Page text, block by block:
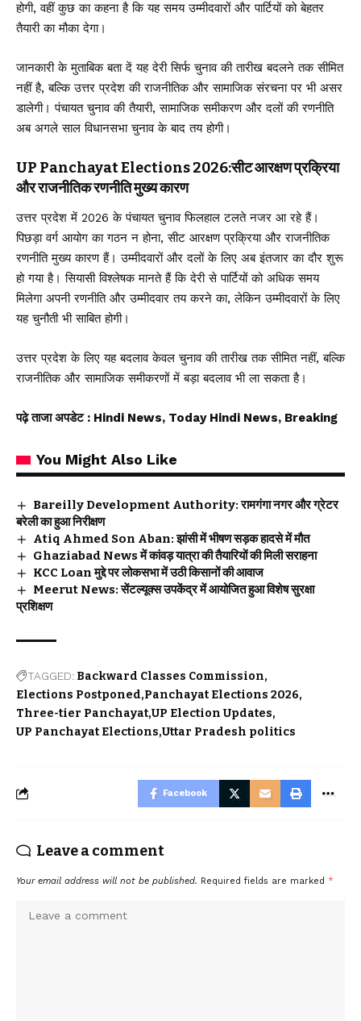
होगी, वहीं कुछ का कहना है कि यह समय उम्मीदवारों और पार्टियों को बेहतर
तैयारी का मौका देगा।
जानकारी के मुताबिक बता दें यह देरी सिर्फ चुनाव की तारीख बदलने तक सीमित
नहीं है, बल्कि उत्तर प्रदेश की राजनीतिक और सामाजिक संरचना पर भी असर
डालेगी। पंचायत चुनाव की तैयारी, सामाजिक समीकरण और दलों की रणनीति
अब अगले साल विधानसभा चुनाव के बाद तय होगी।
UP Panchayat Elections 2026:सीट आरक्षण प्रक्रिया
और राजनीतिक रणनीति मुख्य कारण
उत्तर प्रदेश में 2026 के पंचायत चुनाव फिलहाल टलते नजर आ रहे हैं।
पिछड़ा वर्ग आयोग का गठन न होना, सीट आरक्षण प्रक्रिया और राजनीतिक
रणनीति मुख्य कारण हैं। उम्मीदवारों और दलों के लिए अब इंतजार का दौर शुरू
हो गया है। सियासी विश्लेषक मानते हैं कि देरी से पार्टियों को अधिक समय
मिलेगा अपनी रणनीति और उम्मीदवार तय करने का, लेकिन उम्मीदवारों के लिए
यह चुनौती भी साबित होगी।
उत्तर प्रदेश के लिए यह बदलाव केवल चुनाव की तारीख तक सीमित नहीं, बल्कि
राजनीतिक और सामाजिक समीकरणों में बड़ा बदलाव भी ला सकता है।
पढ़े ताजा अपडेट : Hindi News, Today Hindi News, Breaking
You Might Also Like
Bareilly Development Authority: रामगंगा नगर और ग्रेटर
बरेली का हुआ निरीक्षण
Atiq Ahmed Son Aban: झांसी में भीषण सड़क हादसे में मौत
Ghaziabad News में कांवड़ यात्रा की तैयारियों की मिली सराहना
KCC Loan मुद्दे पर लोकसभा में उठी किसानों की आवाज
Meerut News: सेंटल्यूक्स उपकेंद्र में आयोजित हुआ विशेष सुरक्षा
प्रशिक्षण
TAGGED: Backward Classes Commission
Elections Postponed Panchayat Elections 2026
Three-tier Panchayat UP Election Updates
UP Panchayat Elections Uttar Pradesh politics
Facebook
Leave a comment
Your email address will not be published. Required fields are marked *